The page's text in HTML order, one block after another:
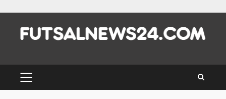
content
PRIMARY
MENU